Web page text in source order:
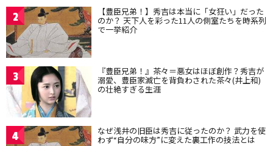
2 【豊臣兄弟！】秀吉は本当に「女狂い」だった
のか？ 天下人を彩った11人の側室たちを時系列
で一挙紹介
3 『豊臣兄弟！』茶々＝悪女はほぼ創作？秀吉が
溺愛、豊臣家滅亡を背負わされた茶々(井上和)
の壮絶すぎる生涯
4 なぜ浅井の旧臣は秀吉に従ったのか？ 武力を使
わず“自分の味方”に変えた裏工作の技法とは